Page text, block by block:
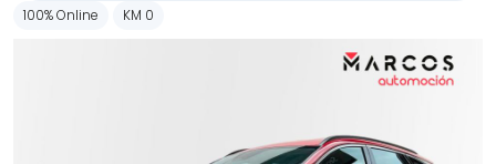
100% Online KM 0